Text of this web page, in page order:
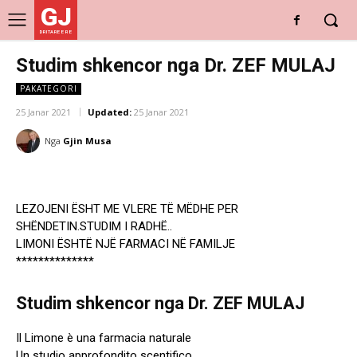
GJ
DRITARE E RE
Studim shkencor nga Dr. ZEF MULAJ
PAKATEGORI
25 Janar 2021 Updated: 25 Janar 2021
Nga Gjin Musa
LEZOJENI ËSHT ME VLERE TË MËDHE PER
SHËNDETIN.STUDIM I RADHË..
LIMONI ËSHTË NJË FARMACI NË FAMILJE
**************
Studim shkencor nga Dr. ZEF MULAJ
Il Limone è una farmacia naturale